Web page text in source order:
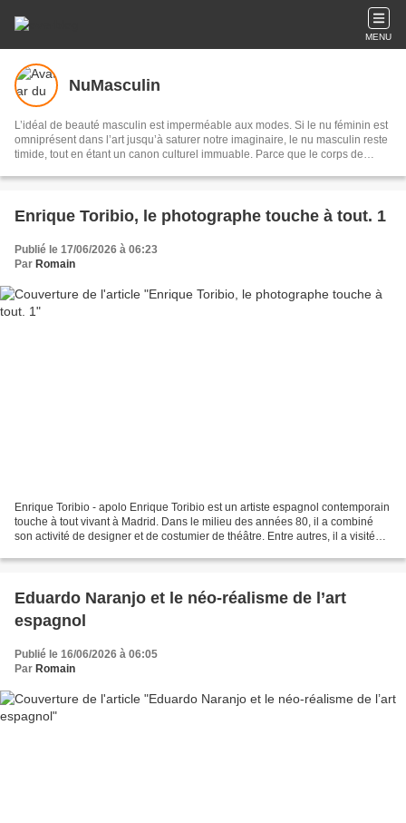
MENU
NuMasculin
L’idéal de beauté masculin est imperméable aux modes. Si le nu féminin est
omniprésent dans l’art jusqu’à saturer notre imaginaire, le nu masculin reste
timide, tout en étant un canon culturel immuable. Parce que le corps de
dans l’art, au fil du temps ; osons autant le nude (nu) que le naked
Enrique Toribio, le photographe touche à tout. 1
Publié le 17/06/2026 à 06:23
Par Romain
Enrique Toribio - apolo Enrique Toribio est un artiste espagnol contemporain
touche à tout vivant à Madrid. Dans le milieu des années 80, il a combiné
son activité de designer et de costumier de théâtre. Entre autres, il a visité
Eduardo Naranjo et le néo-réalisme de l’art
espagnol
Publié le 16/06/2026 à 06:05
Par Romain